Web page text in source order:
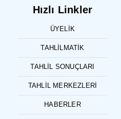
Hızlı Linkler
ÜYELIK
TAHLILMATIK
TAHLIL SONUÇLARI
TAHLIL MERKEZLERI
HABERLER